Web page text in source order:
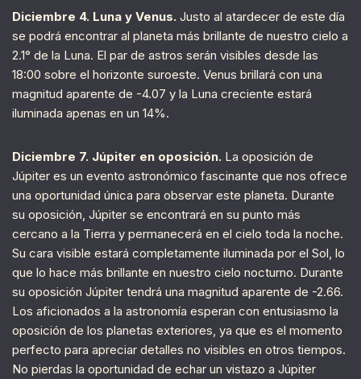
Diciembre 4. Luna y Venus. Justo al atardecer de este día
se podrá encontrar al planeta más brillante de nuestro cielo a
2.1° de la Luna. El par de astros serán visibles desde las
18:00 sobre el horizonte suroeste. Venus brillará con una
magnitud aparente de -4.07 y la Luna creciente estará
iluminada apenas en un 14%.
Diciembre 7. Júpiter en oposición. La oposición de
Júpiter es un evento astronómico fascinante que nos ofrece
una oportunidad única para observar este planeta. Durante
su oposición, Júpiter se encontrará en su punto más
cercano a la Tierra y permanecerá en el cielo toda la noche.
Su cara visible estará completamente iluminada por el Sol, lo
que lo hace más brillante en nuestro cielo nocturno. Durante
su oposición Júpiter tendrá una magnitud aparente de -2.66.
Los aficionados a la astronomía esperan con entusiasmo la
oposición de los planetas exteriores, ya que es el momento
perfecto para apreciar detalles no visibles en otros tiempos.
No pierdas la oportunidad de echar un vistazo a Júpiter